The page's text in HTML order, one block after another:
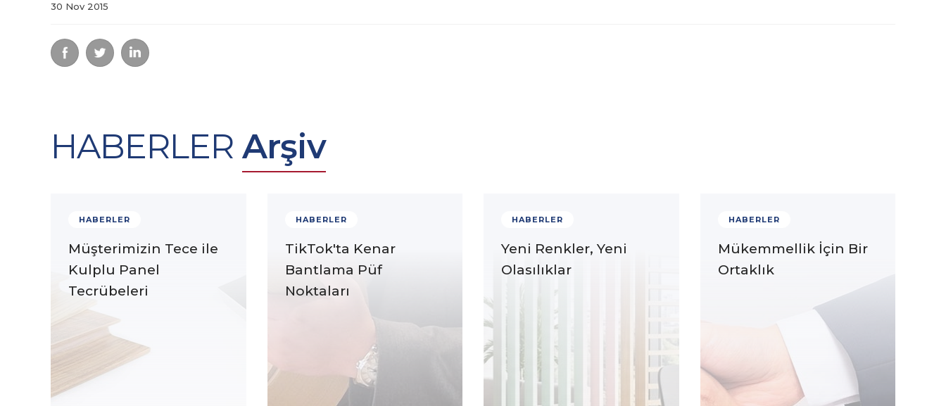
30 Nov 2015
HABERLER Arşiv
HABERLER
Müşterimizin Tece ile
Kulplu Panel
Tecrübeleri
HABERLER
TikTok'ta Kenar
Bantlama Püf
Noktaları
HABERLER
Yeni Renkler, Yeni
Olasılıklar
HABERLER
Mükemmellik İçin Bir
Ortaklık